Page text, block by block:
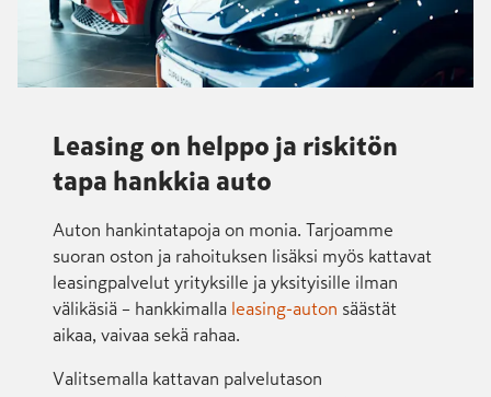
Leasing on helppo ja riskitön
tapa hankkia auto
Auton hankintatapoja on monia. Tarjoamme
suoran oston ja rahoituksen lisäksi myös kattavat
leasingpalvelut yrityksille ja yksityisille ilman
välikäsiä – hankkimalla leasing-auton säästät
aikaa, vaivaa sekä rahaa.
Valitsemalla kattavan palvelutason